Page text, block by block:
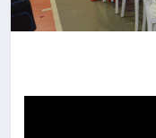
İLETIŞIM